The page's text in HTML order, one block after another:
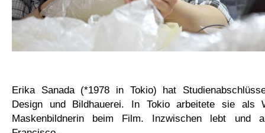
Erika Sanada (*1978 in Tokio) hat
Design und Bildhauerei. In Tokio arbeitete sie als
Maskenbildnerin beim Film. Inzwischen lebt und